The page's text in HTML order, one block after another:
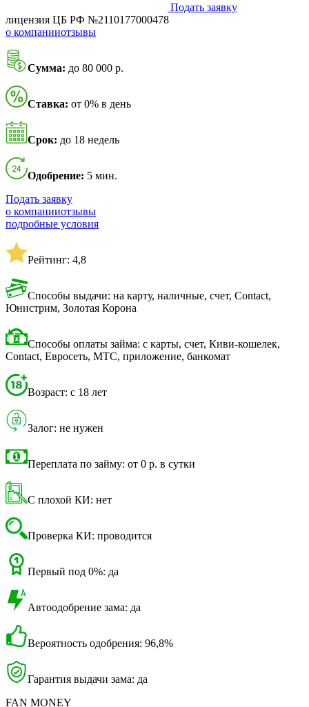
Подать заявку
лицензия ЦБ РФ №2110177000478
о компанииотзывы
Сумма: до 80 000 р.
Ставка: от 0% в день
Срок: до 18 недель
Одобрение: 5 мин.
Подать заявку
о компанииотзывы
подробные условия
Рейтинг: 4,8
Способы выдачи: на карту, наличные, счет, Contact,
Юнистрим, Золотая Корона
Способы оплаты займа: с карты, счет, Киви-кошелек,
Contact, Евросеть, МТС, приложение, банкомат
Возраст: с 18 лет
Залог: не нужен
Переплата по займу: от 0 р. в сутки
С плохой КИ: нет
Проверка КИ: проводится
Первый под 0%: да
Автоодобрение зама: да
Вероятность одобрения: 96,8%
Гарантия выдачи зама: да
FAN MONEY